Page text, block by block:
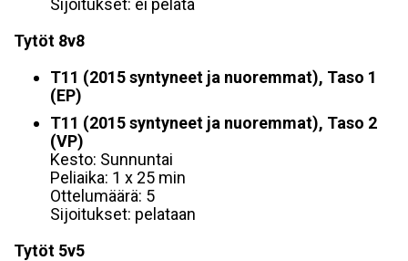
Sijoitukset: ei pelata
Tytöt 8v8
T11 (2015 syntyneet ja nuoremmat), Taso 1
(EP)
T11 (2015 syntyneet ja nuoremmat), Taso 2
(VP)
Kesto: Sunnuntai
Peliaika: 1 x 25 min
Ottelumäärä: 5
Sijoitukset: pelataan
Tytöt 5v5